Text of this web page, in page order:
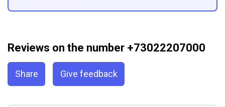
Reviews on the number +73022207000
Share Give feedback